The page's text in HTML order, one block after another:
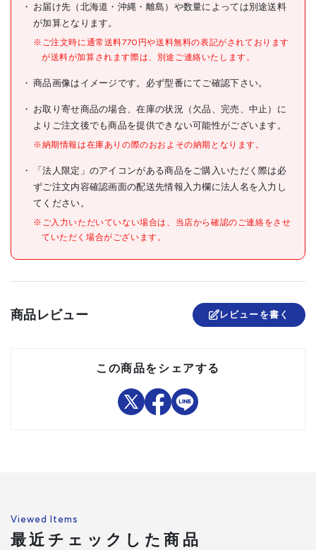
JANコード
仕様 ●UPRラック両面用ベースセ
材質/仕上
原産国 日本
セット内容/付属品
組立品
お届け先（北海道・沖縄・離島）や数量によっては別途送料
が加算となります。
※ご注文時に通常送料770円や送料無料の表記がされております
が送料が加算されます際は、別途ご連絡いたします。
商品画像はイメージです。必ず型番にてご確認下さい。
お取り寄せ商品の場合、在庫の状況（欠品、完売、中止）に
よりご注文後でも商品を提供できない可能性がございます。
※納期情報は在庫ありの際のおおよその納期となります。
「法人限定」のアイコンがある商品をご購入いただく際は必
ずご注文内容確認画面の配送先情報入力欄に法人名を入力し
てください。
※ご入力いただいていない場合は、当店から確認のご連絡をさせ
ていただく場合がございます。
商品レビュー レビューを書く
この商品をシェアする
Viewed Items
最近チェックした商品